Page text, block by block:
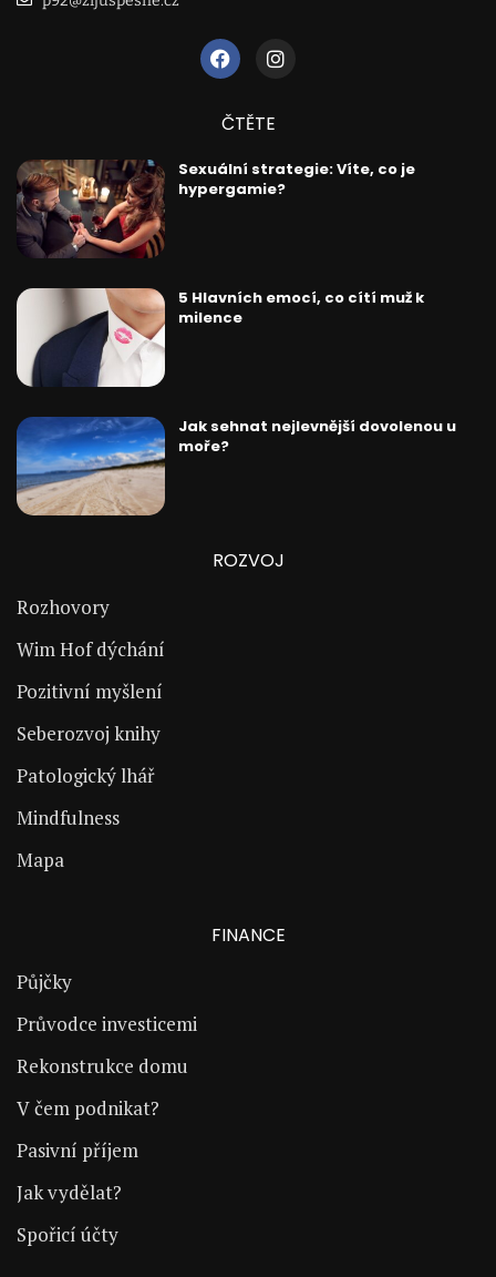
ČTĚTE
Sexuální strategie: Víte, co je
hypergamie?
5 Hlavních emocí, co cítí muž k
milence
Jak sehnat nejlevnější dovolenou u
moře?
ROZVOJ
Rozhovory
Wim Hof dýchání
Pozitivní myšlení
Seberozvoj knihy
Patologický lhář
Mindfulness
Mapa
FINANCE
Půjčky
Průvodce investicemi
Rekonstrukce domu
V čem podnikat?
Pasivní příjem
Jak vydělat?
Spořicí účty